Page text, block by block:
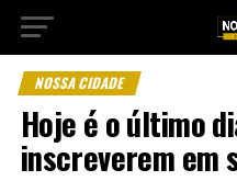
NOSSA CIDADE
Hoje é o último
inscreverem em